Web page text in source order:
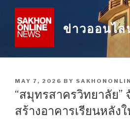
content
ข่าวออนไล
POSTED
ON
MAY 7, 2026 BY
“สมุทรสาครวิทยาลัย”
สร้างอาคารเรียนหลัง